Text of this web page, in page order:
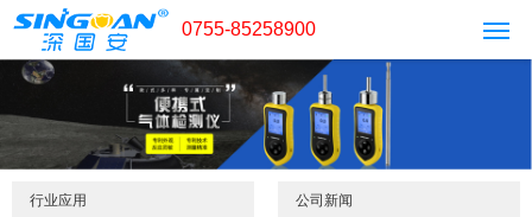
0755-85258900
行业应用 公司新闻